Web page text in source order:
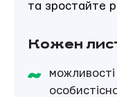
та зростайте
Кожен
ILF